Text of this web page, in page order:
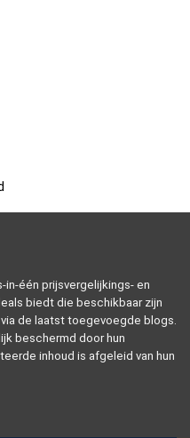
in-één prijsvergelijkings- en
biedt die beschikbaar zijn
de laatst toegevoegde blogs.
beschermd door hun
inhoud is afgeleid van hun